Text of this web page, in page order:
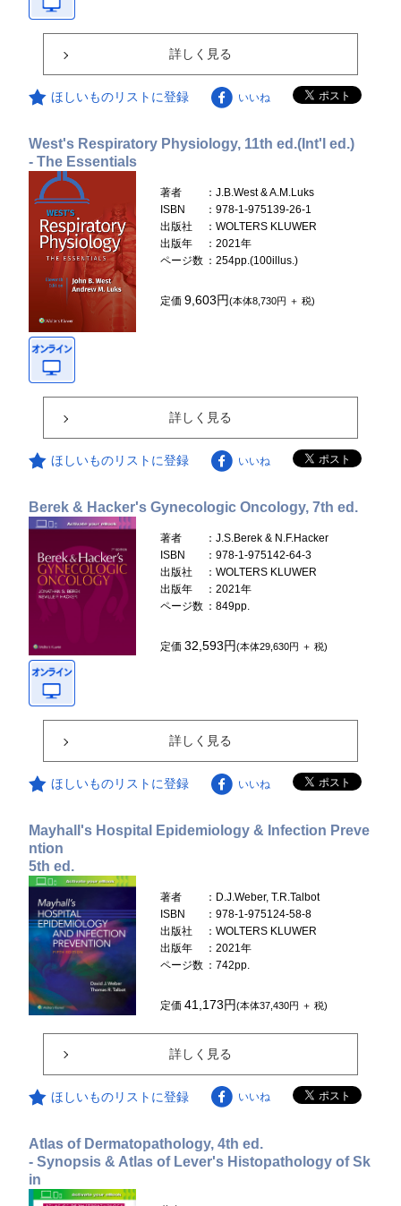
詳しく見る
ほしいものリストに登録 いいね
West's Respiratory Physiology, 11th ed.(Int'l ed.)
- The Essentials
著者
：J.B.West & A.M.Luks
ISBN
：978-1-975139-26-1
出版社
：WOLTERS KLUWER
出版年
：2021年
ページ数 ：254pp.(100illus.)
定価9,603円(本体8,730円 ＋ 税)
詳しく見る
ほしいものリストに登録 いいね
Berek & Hacker's Gynecologic Oncology, 7th ed.
著者
：J.S.Berek & N.F.Hacker
ISBN
：978-1-975142-64-3
出版社
：WOLTERS KLUWER
出版年
：2021年
ページ数 ：849pp.
定価32,593円(本体29,630円 ＋ 税)
詳しく見る
ほしいものリストに登録 いいね
Mayhall's Hospital Epidemiology & Infection Preve
ntion
5th ed.
著者
：D.J.Weber, T.R.Talbot
ISBN
：978-1-975124-58-8
出版社
：WOLTERS KLUWER
出版年
：2021年
ページ数 ：742pp.
定価41,173円(本体37,430円 ＋ 税)
詳しく見る
ほしいものリストに登録 いいね
Atlas of Dermatopathology, 4th ed.
- Synopsis & Atlas of Lever's Histopathology of Sk
in